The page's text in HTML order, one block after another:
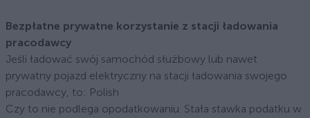
Bezpłatne prywatne korzystanie z stacji ładowania
pracodawcy
Jeśli ładować swój samochód służbowy lub nawet
prywatny pojazd elektryczny na stacji ładowania swojego
pracodawcy, to: Polish
Czy to nie podlega opodatkowaniu. Stała stawka podatku w